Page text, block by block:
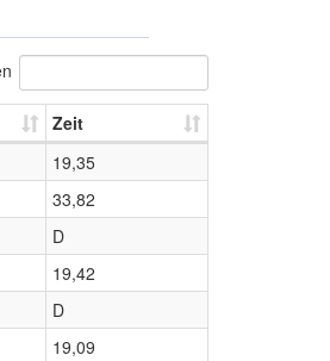
Zeit
19,35
33,82
D
19,42
D
19,09